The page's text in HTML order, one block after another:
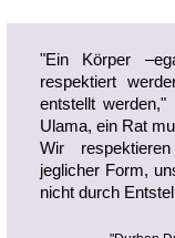
"Ein Körper
respektiert
entstellt
Ulama, ein Rat
Wir
jeglicher Form,
nicht durch